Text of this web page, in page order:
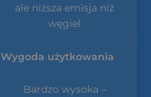
ale niższa emisja niż
węgiel
Wygoda użytkowania
Bardzo wysoka –